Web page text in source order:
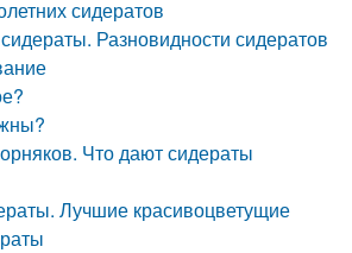
сидератов
Разновидности сидератов
Что дают сидераты
Лучшие красивоцветущие